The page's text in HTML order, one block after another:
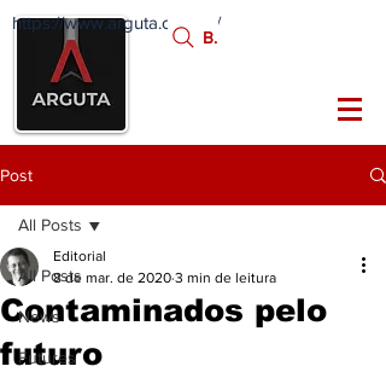
FATOS
https://www.arguta.com.br/
Busca:
Post
All Posts
News
Futures
All Posts
Contaminados pelo
futuro
Editorial
8 de mar. de 2020 3 min de leitura